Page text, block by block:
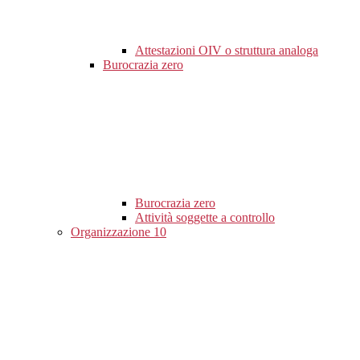
Attestazioni OIV o struttura analoga
Burocrazia zero
Burocrazia zero
Attività soggette a controllo
Organizzazione 10